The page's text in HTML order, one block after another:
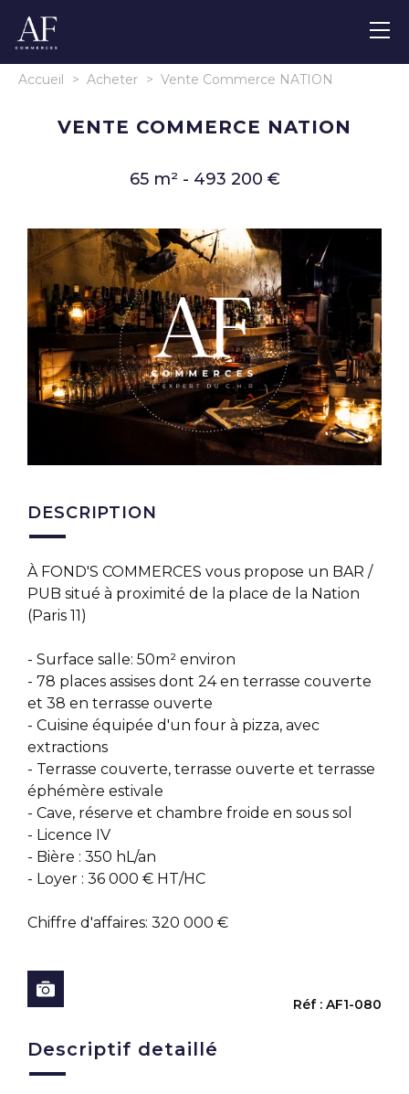
Accueil > Acheter > Vente Commerce NATION
VENTE COMMERCE NATION
65 m² - 493 200 €
DESCRIPTION
À FOND'S COMMERCES vous propose un BAR /
PUB situé à proximité de la place de la Nation
(Paris 11)
- Surface salle: 50m² environ
- 78 places assises dont 24 en terrasse couverte
et 38 en terrasse ouverte
- Cuisine équipée d'un four à pizza, avec
extractions
- Terrasse couverte, terrasse ouverte et terrasse
éphémère estivale
- Cave, réserve et chambre froide en sous sol
- Licence IV
- Bière : 350 hL/an
- Loyer : 36 000 € HT/HC
Chiffre d'affaires: 320 000 €
Réf : AF1-080
Descriptif detaillé